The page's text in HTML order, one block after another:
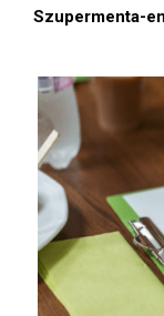
Szupermenta-